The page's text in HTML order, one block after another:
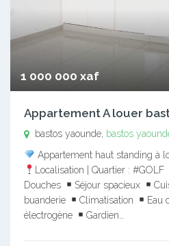
1 000 000 xaf
Appartement A louer
bastos yaounde, bastos
Appartement haut standing à
Localisation | Quartier : #GOLF
Douches
Séjour spacieux
buanderie
Climatisation Eau
électrogène
Gardien…